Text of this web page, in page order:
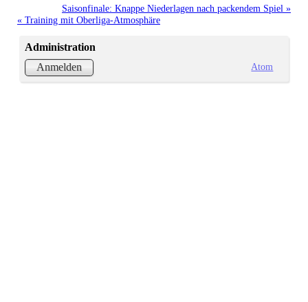
Saisonfinale: Knappe Niederlagen nach packendem Spiel »
« Training mit Oberliga-Atmosphäre
Administration
Anmelden
Atom